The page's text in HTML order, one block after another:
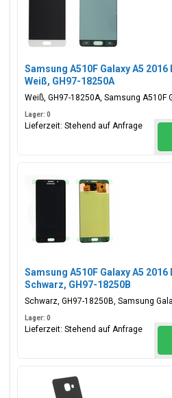
Modellcode(s)
SM-A5100, SM-A510F, SM-
A510FD, SM-A5108, SM-A510S,
SM-A510
Farbe(n)
Anschluss, SIM-Kartenhalter und
Samsung Galaxy A Modelle
Samsung A510F Galaxy A5
Weiß, GH97-18250A
Weiß, GH97-18250A, Samsung A510F
Lager: 0
Lieferzeit: Stehend auf Anfrage
Samsung A510F Galaxy A5
Schwarz, GH97-18250B
Schwarz, GH97-18250B, Samsung
Lager: 0
Lieferzeit: Stehend auf Anfrage